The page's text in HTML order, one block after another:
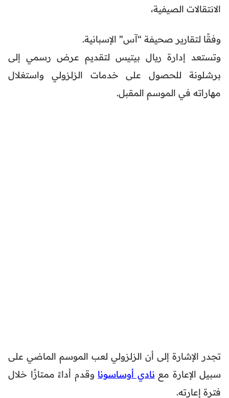
الانتقالات الصيفية،
وفقًا لتقارير صحيفة “آس” الإسبانية.
وتستعد إدارة ريال بيتيس لتقديم عرض رسمي إلى
برشلونة للحصول على خدمات الزلزولي واستغلال
مهاراته في الموسم المقبل.
تجدر الإشارة إلى أن الزلزولي لعب الموسم الماضي على
سبيل الإعارة مع نادي أوساسونا وقدم أداءً ممتازًا خلال
فترة إعارته.